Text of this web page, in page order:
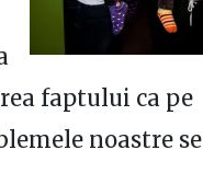
faptului ca pe
noastre se